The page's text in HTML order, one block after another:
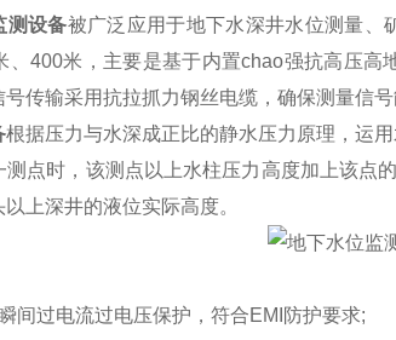
测设备被广泛应用于地下水深井水位测量、
、400米，主要是基于内置chao强抗高压
传输采用抗拉抓力钢丝电缆，确保测量信
根据压力与水深成正比的静水压力原理，运
点时，该测点以上水柱压力高度加上该点
上深井的液位实际高度。
过电流过电压保护，符合EMI防护要求;